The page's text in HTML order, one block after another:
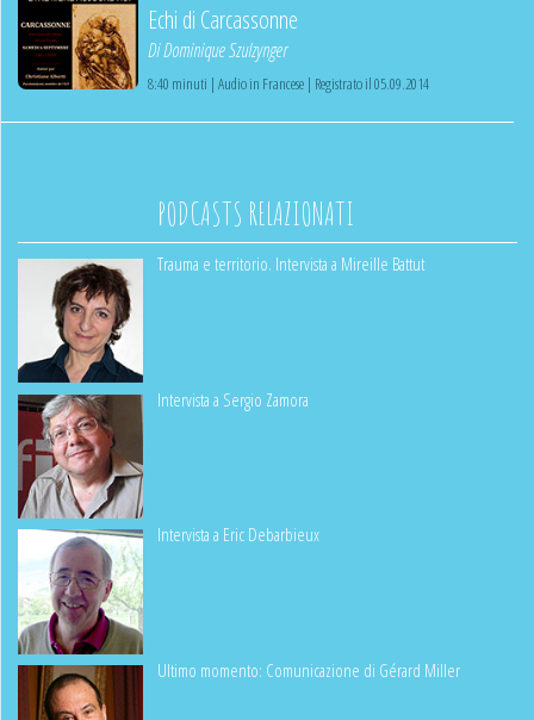
Echi di Carcassonne
DiDominique Szulzynger
8:40 minuti | Audio in Francese | Registrato il 05.09.2014
PODCASTS RELAZIONATI
Trauma e territorio. Intervista a Mireille Battut
Intervista a Sergio Zamora
Intervista a Eric Debarbieux
Ultimo momento: Comunicazione di Gérard Miller